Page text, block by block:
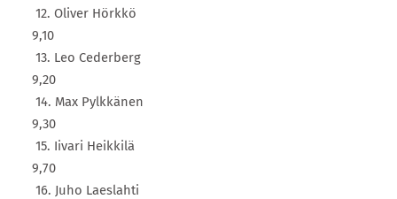
12. Oliver Hörkkö
9,10
13. Leo Cederberg
9,20
14. Max Pylkkänen
9,30
15. Iivari Heikkilä
9,70
16. Juho Laeslahti